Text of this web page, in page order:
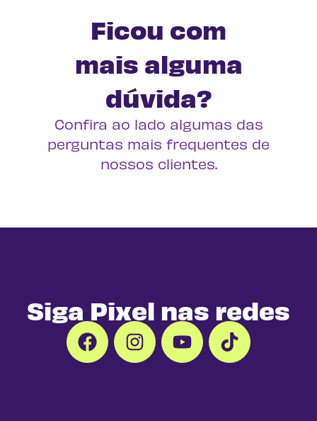
Ficou com
mais alguma
dúvida?
Confira ao lado algumas das
perguntas mais frequentes de
nossos clientes.
Siga Pixel nas redes